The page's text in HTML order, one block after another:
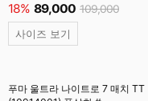
18% 89,000 109,000
사이즈 보기
푸마 울트라 나이트로 7 매치 TT